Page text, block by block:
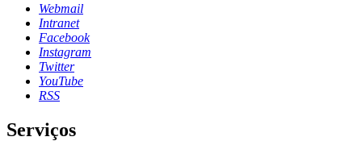
Webmail
Intranet
Facebook
Instagram
Twitter
YouTube
RSS
Serviços